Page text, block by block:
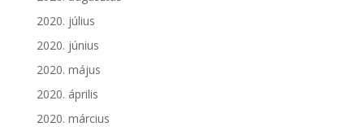
2020. július
2020. június
2020. május
2020. április
2020. március